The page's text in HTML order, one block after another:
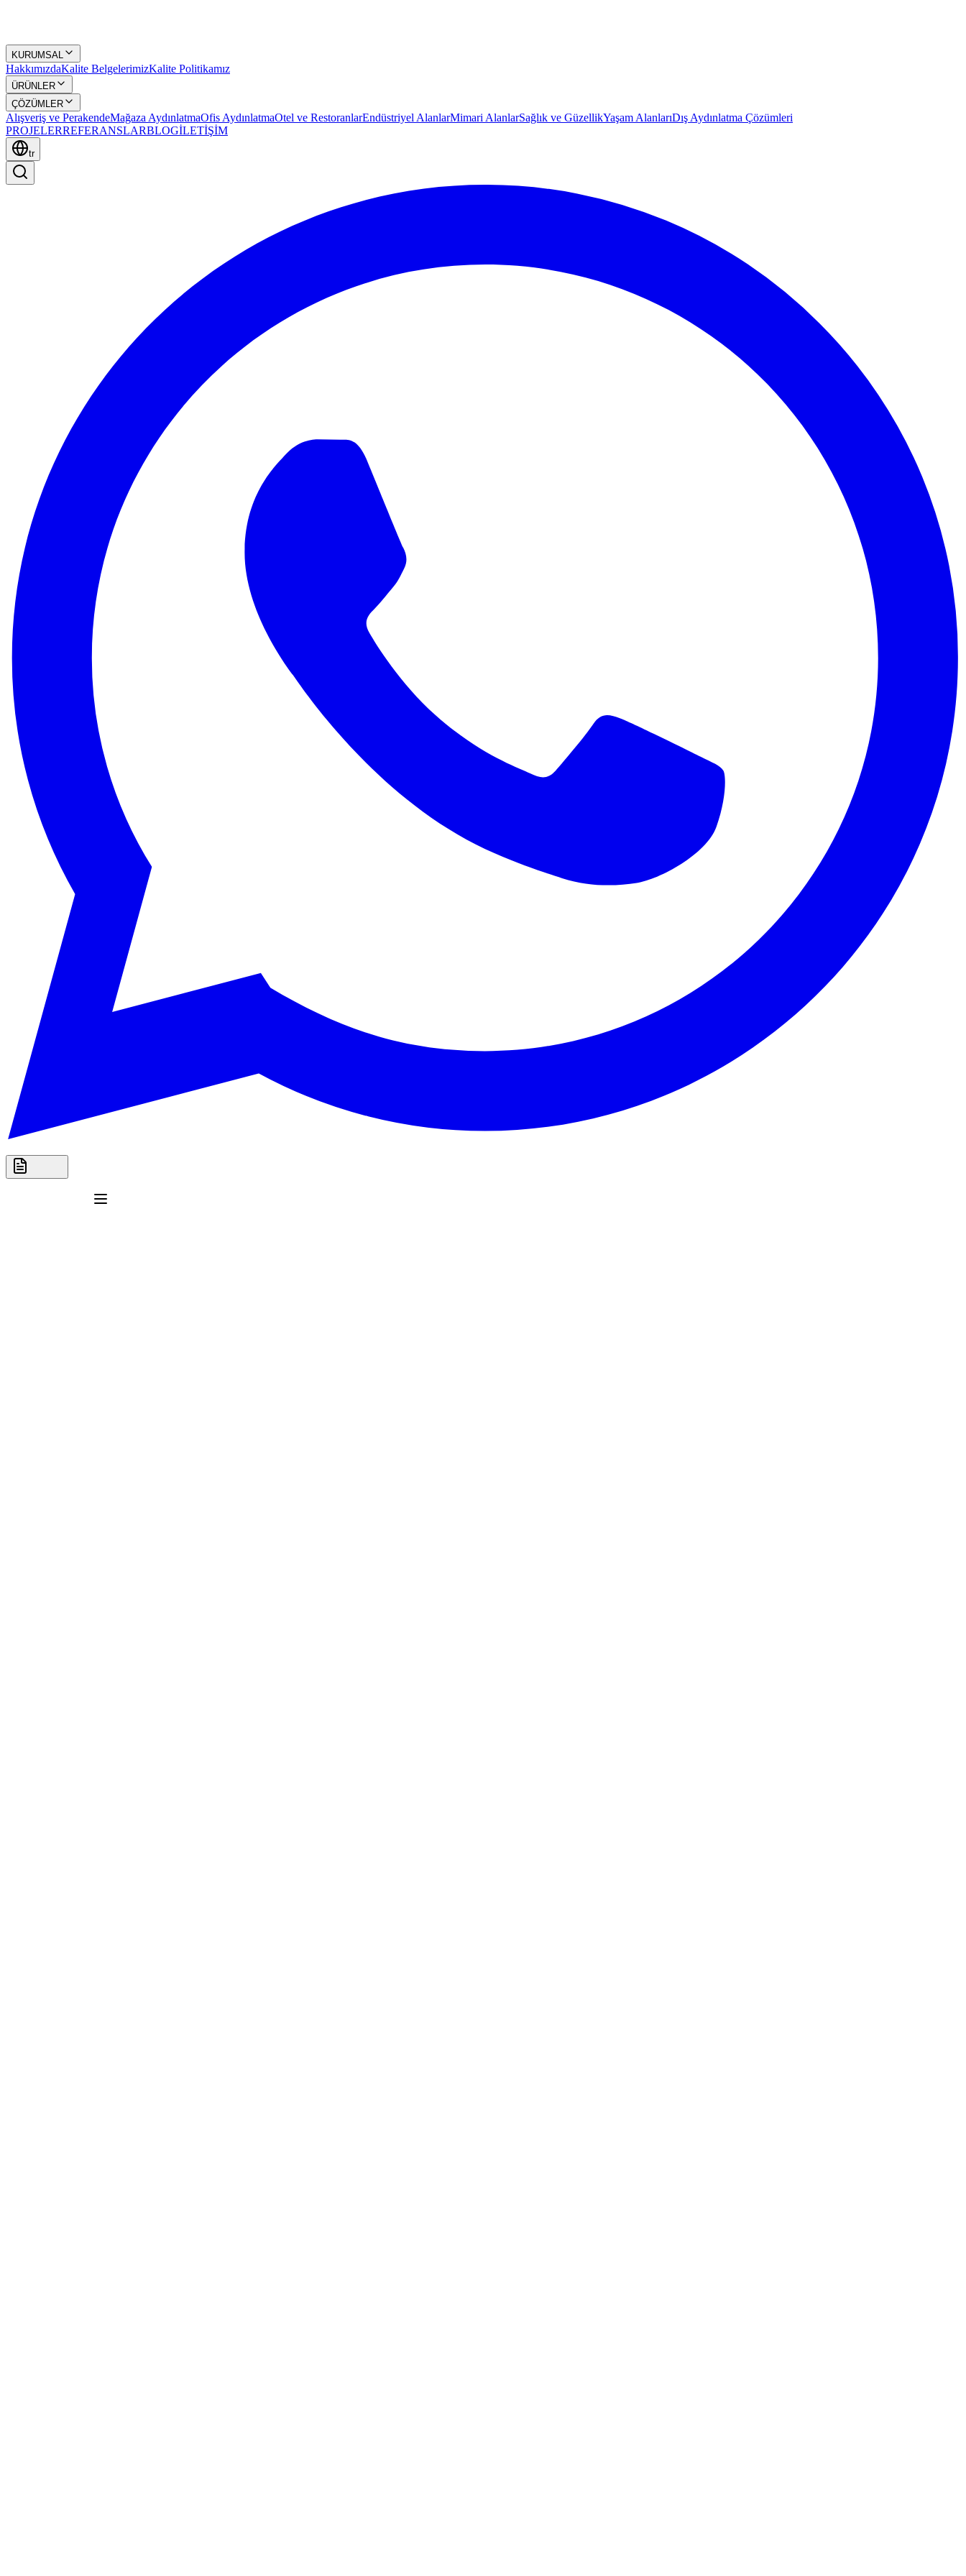
KURUMSAL
HakkımızdaKalite BelgelerimizKalite Politikamız
ÜRÜNLER
ÇÖZÜMLER
Alışveriş ve PerakendeMağaza AydınlatmaOfis AydınlatmaOtel ve RestoranlarEndüstriyel AlanlarMimari AlanlarSağlık ve GüzellikYaşam AlanlarıDış Aydınlatma Çözümleri
PROJELERREFERANSLARBLOGİLETİŞİM
tr